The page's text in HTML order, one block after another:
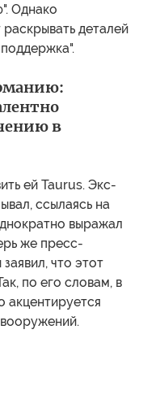
Однако
раскрывать деталей
в
ей Taurus. Экс-
ссылаясь на
выражал
же пресс-
что этот
по его словам, в
акцентируется